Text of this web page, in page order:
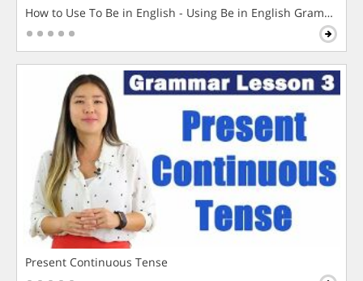
How to Use To Be in English - Using Be in English Grammar
Present Continuous Tense